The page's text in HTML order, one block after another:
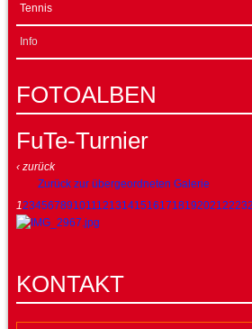
Tennis
Info
FOTOALBEN
FuTe-Turnier
‹ zurück
Zurück zur übergeordneten Galerie
1234567891011121314151617181920212223
KONTAKT